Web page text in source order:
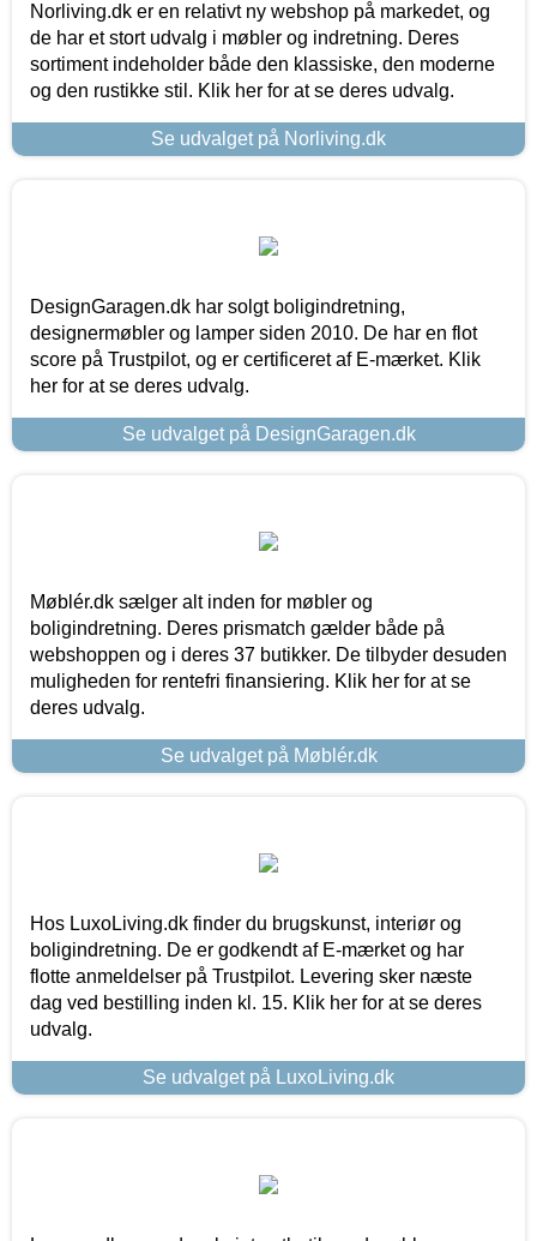
Norliving.dk er en relativt ny webshop på markedet, og
de har et stort udvalg i møbler og indretning. Deres
sortiment indeholder både den klassiske, den moderne
og den rustikke stil. Klik her for at se deres udvalg.
Se udvalget på Norliving.dk
DesignGaragen.dk har solgt boligindretning,
designermøbler og lamper siden 2010. De har en flot
score på Trustpilot, og er certificeret af E-mærket. Klik
her for at se deres udvalg.
Se udvalget på DesignGaragen.dk
Møblér.dk sælger alt inden for møbler og
boligindretning. Deres prismatch gælder både på
webshoppen og i deres 37 butikker. De tilbyder desuden
muligheden for rentefri finansiering. Klik her for at se
deres udvalg.
Se udvalget på Møblér.dk
Hos LuxoLiving.dk finder du brugskunst, interiør og
boligindretning. De er godkendt af E-mærket og har
flotte anmeldelser på Trustpilot. Levering sker næste
dag ved bestilling inden kl. 15. Klik her for at se deres
udvalg.
Se udvalget på LuxoLiving.dk